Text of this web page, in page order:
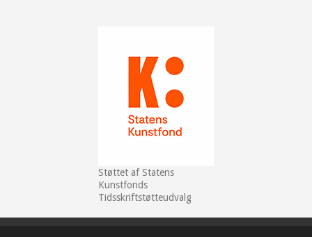
Støttet af Statens
Kunstfonds
Tidsskriftstøtteudvalg